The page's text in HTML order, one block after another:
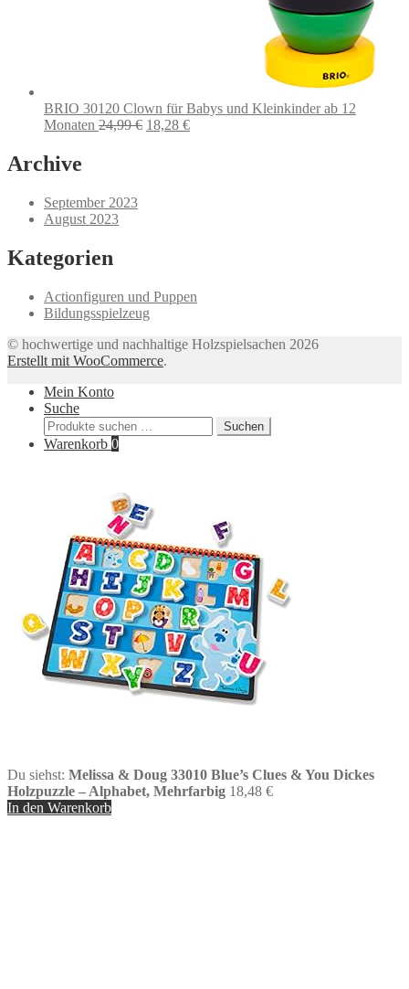
BRIO 30120 Clown für Babys und Kleinkinder ab 12
Monaten 24,99€ Ursprünglicher
18,28 €Aktueller
Archive
September 2023
August 2023
Kategorien
Actionfiguren und Puppen
Bildungsspielzeug
© hochwertige und nachhaltige Holzspielsachen 2026
Erstellt mit WooCommerce.
Mein Konto
Suche
Suchen
nach:
Suchen
Warenkorb 0
Du siehst: Melissa & Doug 33010 Blue’s Clues & You Dickes
Holzpuzzle – Alphabet, Mehrfarbig 18,48 €
In den Warenkorb